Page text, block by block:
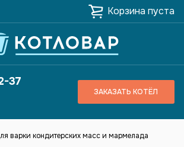
Корзина пуста
37
ЗАКАЗАТЬ КОТЁЛ
варки кондитерских масс и мармелада